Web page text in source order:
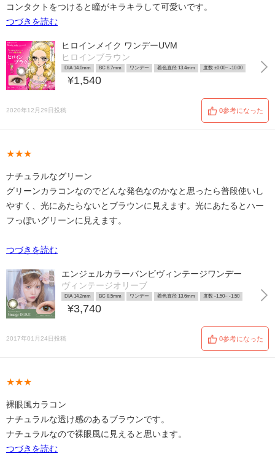
コンタクトをつけると瞳がキラキラして可愛いです。
つづきを読む
ヒロインメイク ワンデーUVM
ヒロインブラウン
DIA 14.0mm BC 8.7mm ワンデー 着色直径 13.4mm 度数 ±0.00~ -10.00
¥1,540
2020年12月29日投稿 0参考になった
★★★
ナチュラルなグリーン
グリーンカラコンなのでどんな発色なのかなと思ったら普段使いし
やすく、光にあたらないとブラウンに見えます。光にあたるとハー
フっぽいグリーンに見えます。
つづきを読む
エンジェルカラーバンビヴィンテージワンデー
ヴィンテージオリーブ
DIA 14.2mm BC 8.5mm ワンデー 着色直径 13.6mm 度数 -1.50~ -1.50
¥3,740
2017年01月24日投稿 0参考になった
★★★
裸眼風カラコン
ナチュラルな透け感のあるブラウンです。
ナチュラルなので裸眼風に見えると思います。
つづきを読む